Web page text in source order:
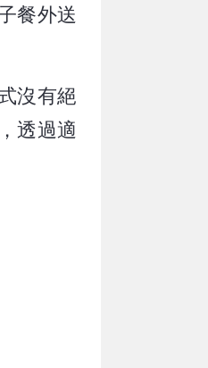
餐外送
沒有絕
透過適